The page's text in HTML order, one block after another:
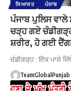
ਸਿਆਸਤ ਪੰਜਾਬ
ਪੰਜਾਬ ਪੁਲਿਸ
ਚੜ੍ਹ ਗਏ
ਸ਼ਰੀਰ, ਹੋ ਗਈ
ਚੰਡੀਗੜ੍ਹ : ਇੱਕ ਪਾਸੇ
TeamGlobalPunjab